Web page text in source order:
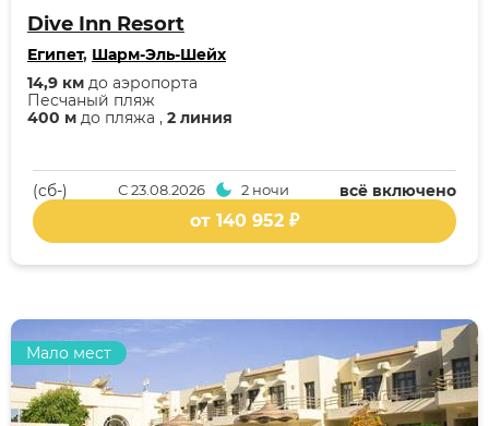
Dive Inn Resort
Египет, Шарм-Эль-Шейх
400 м до пляжа , 2 линия
Песчаный пляж
14,9 км до аэропорта
всё включено
С23.08.2026 2 ночи
(cб-)
от 140 952 ₽
Мало мест